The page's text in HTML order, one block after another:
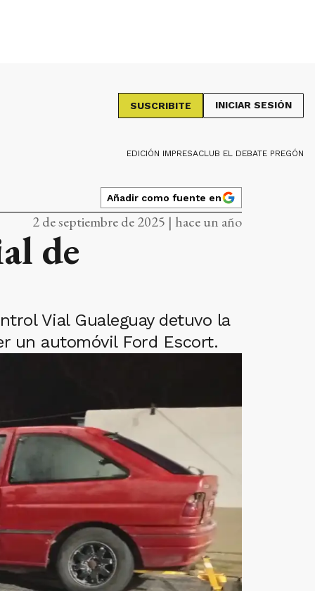
SUSCRIBITE INICIAR SESIÓN
EDICIÓN IMPRESACLUB EL DEBATE PREGÓN
Añadir como fuente en
2 de septiembre de 2025 | hace un año
de
Vial Gualeguay detuvo la
un automóvil Ford Escort.